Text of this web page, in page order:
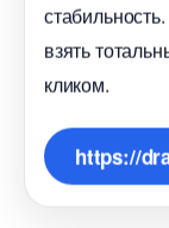
зять
кликом.
https://